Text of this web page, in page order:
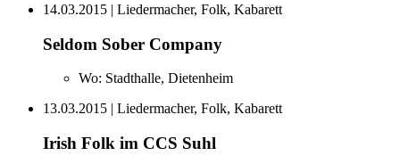
14.03.2015 | Liedermacher, Folk, Kabarett
Seldom Sober Company
Wo: Stadthalle, Dietenheim
13.03.2015 | Liedermacher, Folk, Kabarett
Irish Folk im CCS Suhl